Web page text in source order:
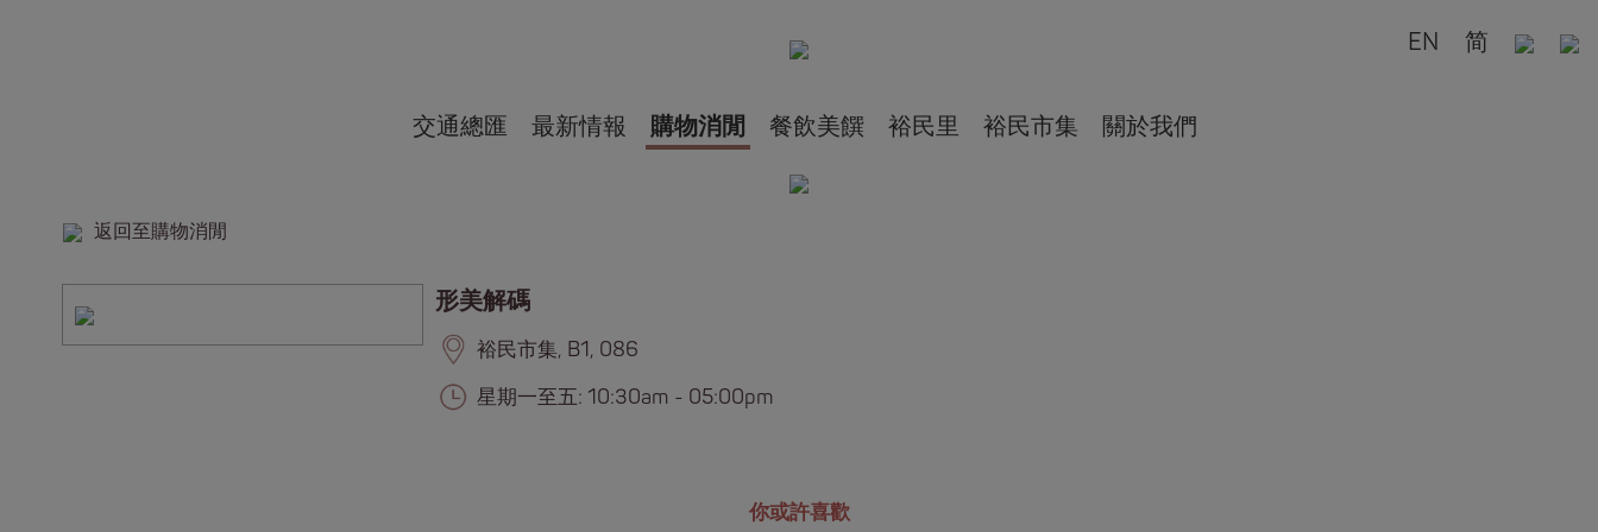
EN 简
交通總匯 最新情報 購物消閒 餐飲美饌 裕民里 裕民市集 關於我們
返回至購物消閒
形美解碼
裕民市集, B1, 086
星期一至五: 10:30am - 05:00pm
你或許喜歡